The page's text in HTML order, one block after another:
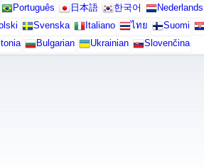
Português 日本語 한국어 Nederlands
Svenska Italiano ไทย Suomi
Bulgarian Ukrainian Slovenčina